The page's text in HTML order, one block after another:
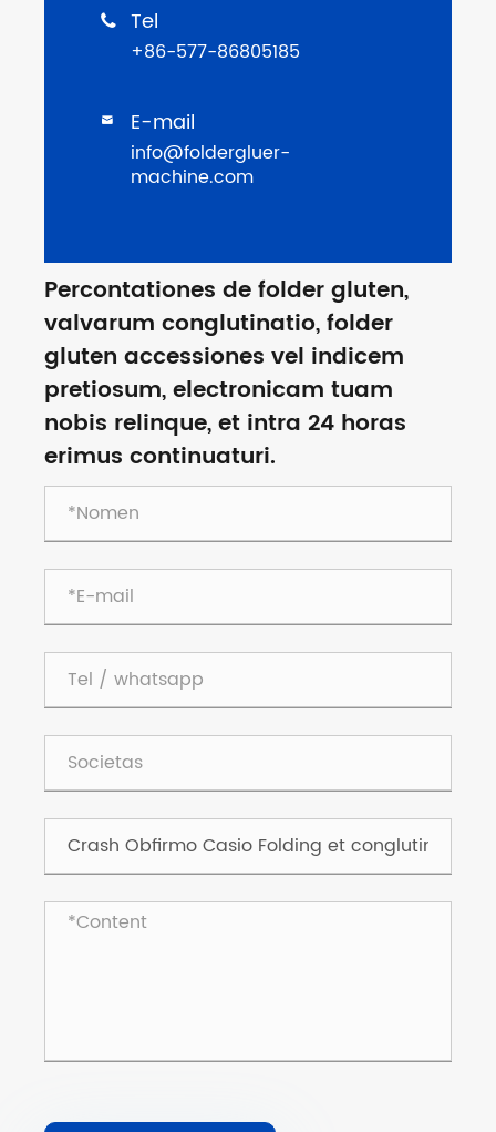
 Tel
+86-577-86805185
 E-mail
info@foldergluer-
machine.com
Percontationes de folder gluten,
valvarum conglutinatio, folder
gluten accessiones vel indicem
pretiosum, electronicam tuam
nobis relinque, et intra 24 horas
erimus continuaturi.